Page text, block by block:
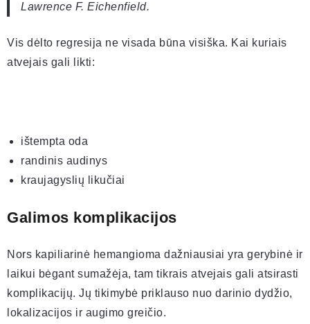
Lawrence F. Eichenfield.
Vis dėlto regresija ne visada būna visiška. Kai kuriais
atvejais gali likti:
ištempta oda
randinis audinys
kraujagyslių likučiai
Galimos komplikacijos
Nors kapiliarinė hemangioma dažniausiai yra gerybinė ir
laikui bėgant sumažėja, tam tikrais atvejais gali atsirasti
komplikacijų. Jų tikimybė priklauso nuo darinio dydžio,
lokalizacijos ir augimo greičio.